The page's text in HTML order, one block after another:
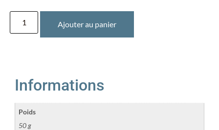
Ajouter au panier
Informations
Poids
50 g